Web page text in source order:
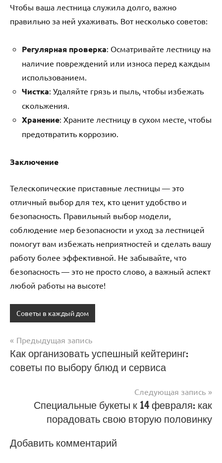
Чтобы ваша лестница служила долго, важно
правильно за ней ухаживать. Вот несколько советов:
Регулярная проверка: Осматривайте лестницу на
наличие повреждений или износа перед каждым
использованием.
Чистка: Удаляйте грязь и пыль, чтобы избежать
скольжения.
Хранение: Храните лестницу в сухом месте, чтобы
предотвратить коррозию.
Заключение
Телескопические приставные лестницы — это
отличный выбор для тех, кто ценит удобство и
безопасность. Правильный выбор модели,
соблюдение мер безопасности и уход за лестницей
помогут вам избежать неприятностей и сделать вашу
работу более эффективной. Не забывайте, что
безопасность — это не просто слово, а важный аспект
любой работы на высоте!
Советы в каждый дом
Навигация
по
Предыдущая запись
Как организовать успешный кейтеринг:
советы по выбору блюд и сервиса
Следующая запись
Специальные букеты к 14 февраля: как
порадовать свою вторую половинку
Добавить комментарий